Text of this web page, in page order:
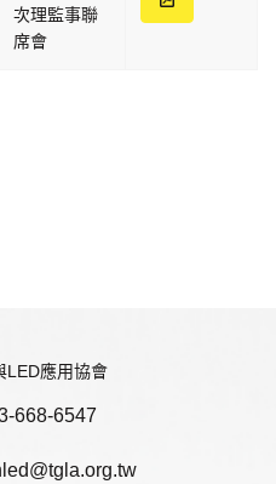
次理監事聯
席會
668-6547